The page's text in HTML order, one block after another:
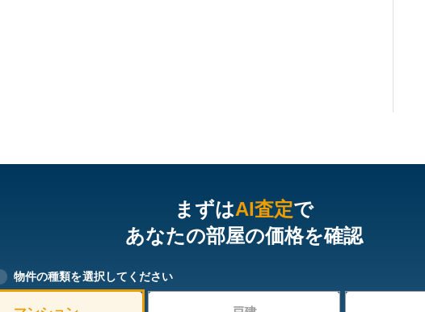
まずはAI査定で
あなたの部屋の価格を確認
物件の種類を選択してください